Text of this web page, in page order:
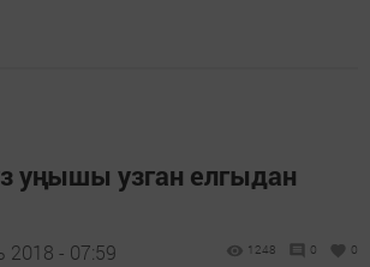
уңышы узган елгыдан
2018 - 07:59 1248 0 0